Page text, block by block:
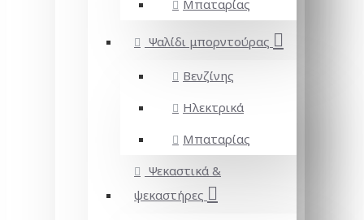
Μπαταρίας
Ψαλίδι μπορντούρας
Βενζίνης
Ηλεκτρικά
Μπαταρίας
Ψεκαστικά &
ψεκαστήρες